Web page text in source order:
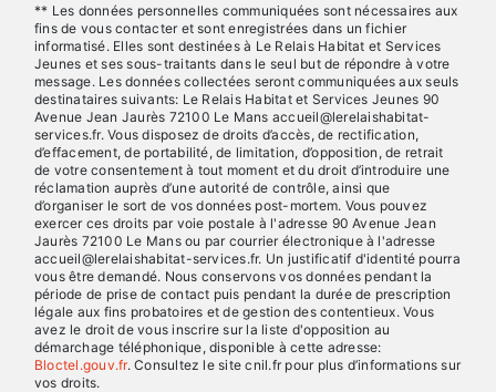
** Les données personnelles communiquées sont nécessaires aux
fins de vous contacter et sont enregistrées dans un fichier
informatisé. Elles sont destinées à Le Relais Habitat et Services
Jeunes et ses sous-traitants dans le seul but de répondre à votre
message. Les données collectées seront communiquées aux seuls
destinataires suivants: Le Relais Habitat et Services Jeunes 90
Avenue Jean Jaurès 72100 Le Mans accueil@lerelaishabitat-
services.fr. Vous disposez de droits d’accès, de rectification,
d’effacement, de portabilité, de limitation, d’opposition, de retrait
de votre consentement à tout moment et du droit d’introduire une
réclamation auprès d’une autorité de contrôle, ainsi que
d’organiser le sort de vos données post-mortem. Vous pouvez
exercer ces droits par voie postale à l'adresse 90 Avenue Jean
Jaurès 72100 Le Mans ou par courrier électronique à l'adresse
accueil@lerelaishabitat-services.fr. Un justificatif d'identité pourra
vous être demandé. Nous conservons vos données pendant la
période de prise de contact puis pendant la durée de prescription
légale aux fins probatoires et de gestion des contentieux. Vous
avez le droit de vous inscrire sur la liste d'opposition au
démarchage téléphonique, disponible à cette adresse:
Bloctel.gouv.fr. Consultez le site cnil.fr pour plus d’informations sur
vos droits.